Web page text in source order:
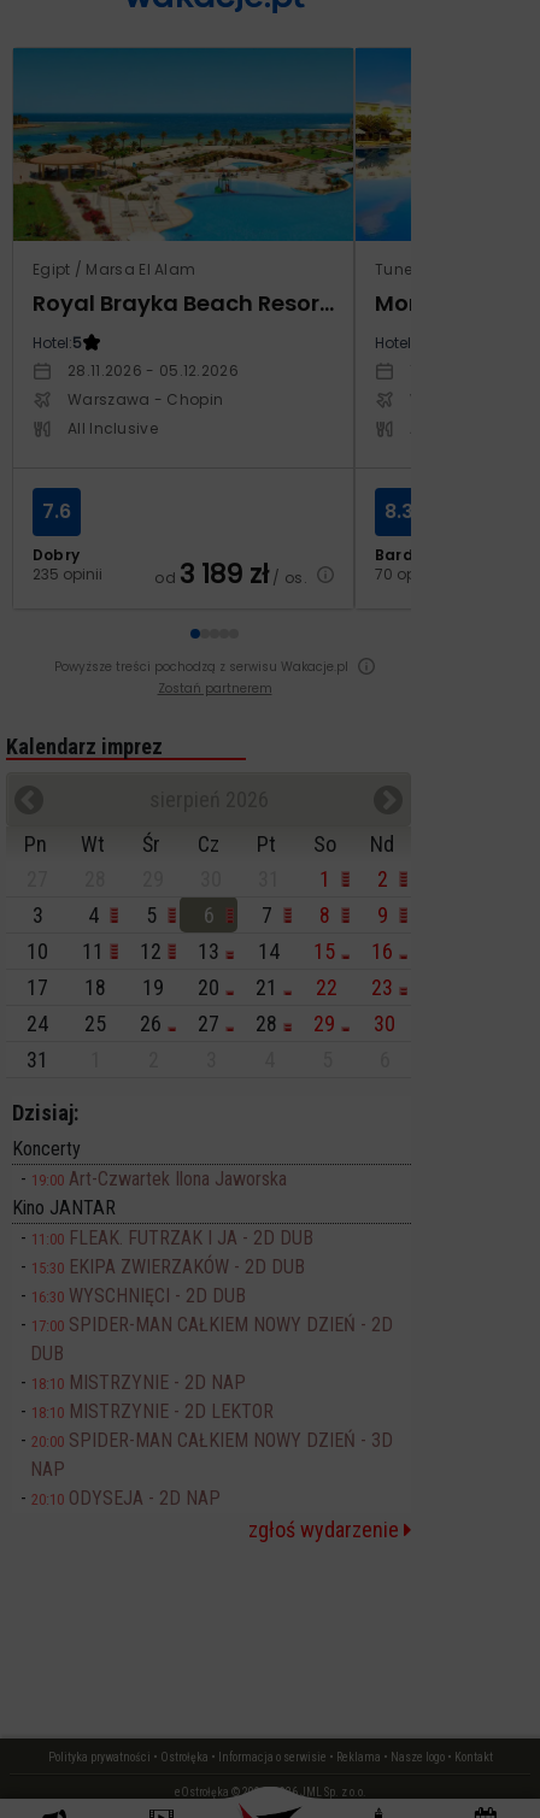
Egipt / Marsa El Alam
Royal Brayka Beach Resort (ex Zee Brayka)
Hotel:5
28.11.2026 - 05.12.2026
Warszawa - Chopin
All Inclusive
Dobry
235 opinii
7.6
od 3 189 zł/ os.
Tunezja / Al-
Monarque El
Hotel:
Warszawa -
Bardzo dobry
70 opinii
8.3
Powyższe treści pochodzą z serwisu Wakacje.pl
Zostań partnerem
Kalendarz imprez
Pn
Wt Śr Cz Pt So
Nd
1
2
3
4 5 6 7 8
9
10
11 12 13 14 15
16
17
18 19 20 21 22
23
24
25 26 27 28 29
30
31
Dzisiaj:
Koncerty
19:00 Art-Czwartek Ilona Jaworska
Kino JANTAR
11:00 FLEAK. FUTRZAK I JA - 2D DUB
15:30 EKIPA ZWIERZAKÓW - 2D DUB
16:30 WYSCHNIĘCI - 2D DUB
17:00 SPIDER-MAN CAŁKIEM NOWY DZIEŃ - 2D
DUB
18:10 MISTRZYNIE - 2D NAP
18:10 MISTRZYNIE - 2D LEKTOR
20:00 SPIDER-MAN CAŁKIEM NOWY DZIEŃ - 3D
NAP
20:10 ODYSEJA - 2D NAP
zgłoś wydarzenie
Polityka prywatności • Ostrołęka • Informacja o serwisie • Reklama • Nasze logo• Kontakt
eOstrołęka © 2006 - 2026 JML Sp. z o.o.